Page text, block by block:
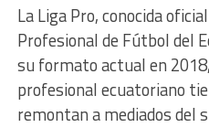
La Liga Pro, conocida
Profesional de Fútbol del
su formato actual en
profesional ecuatoriano
remontan a mediados del